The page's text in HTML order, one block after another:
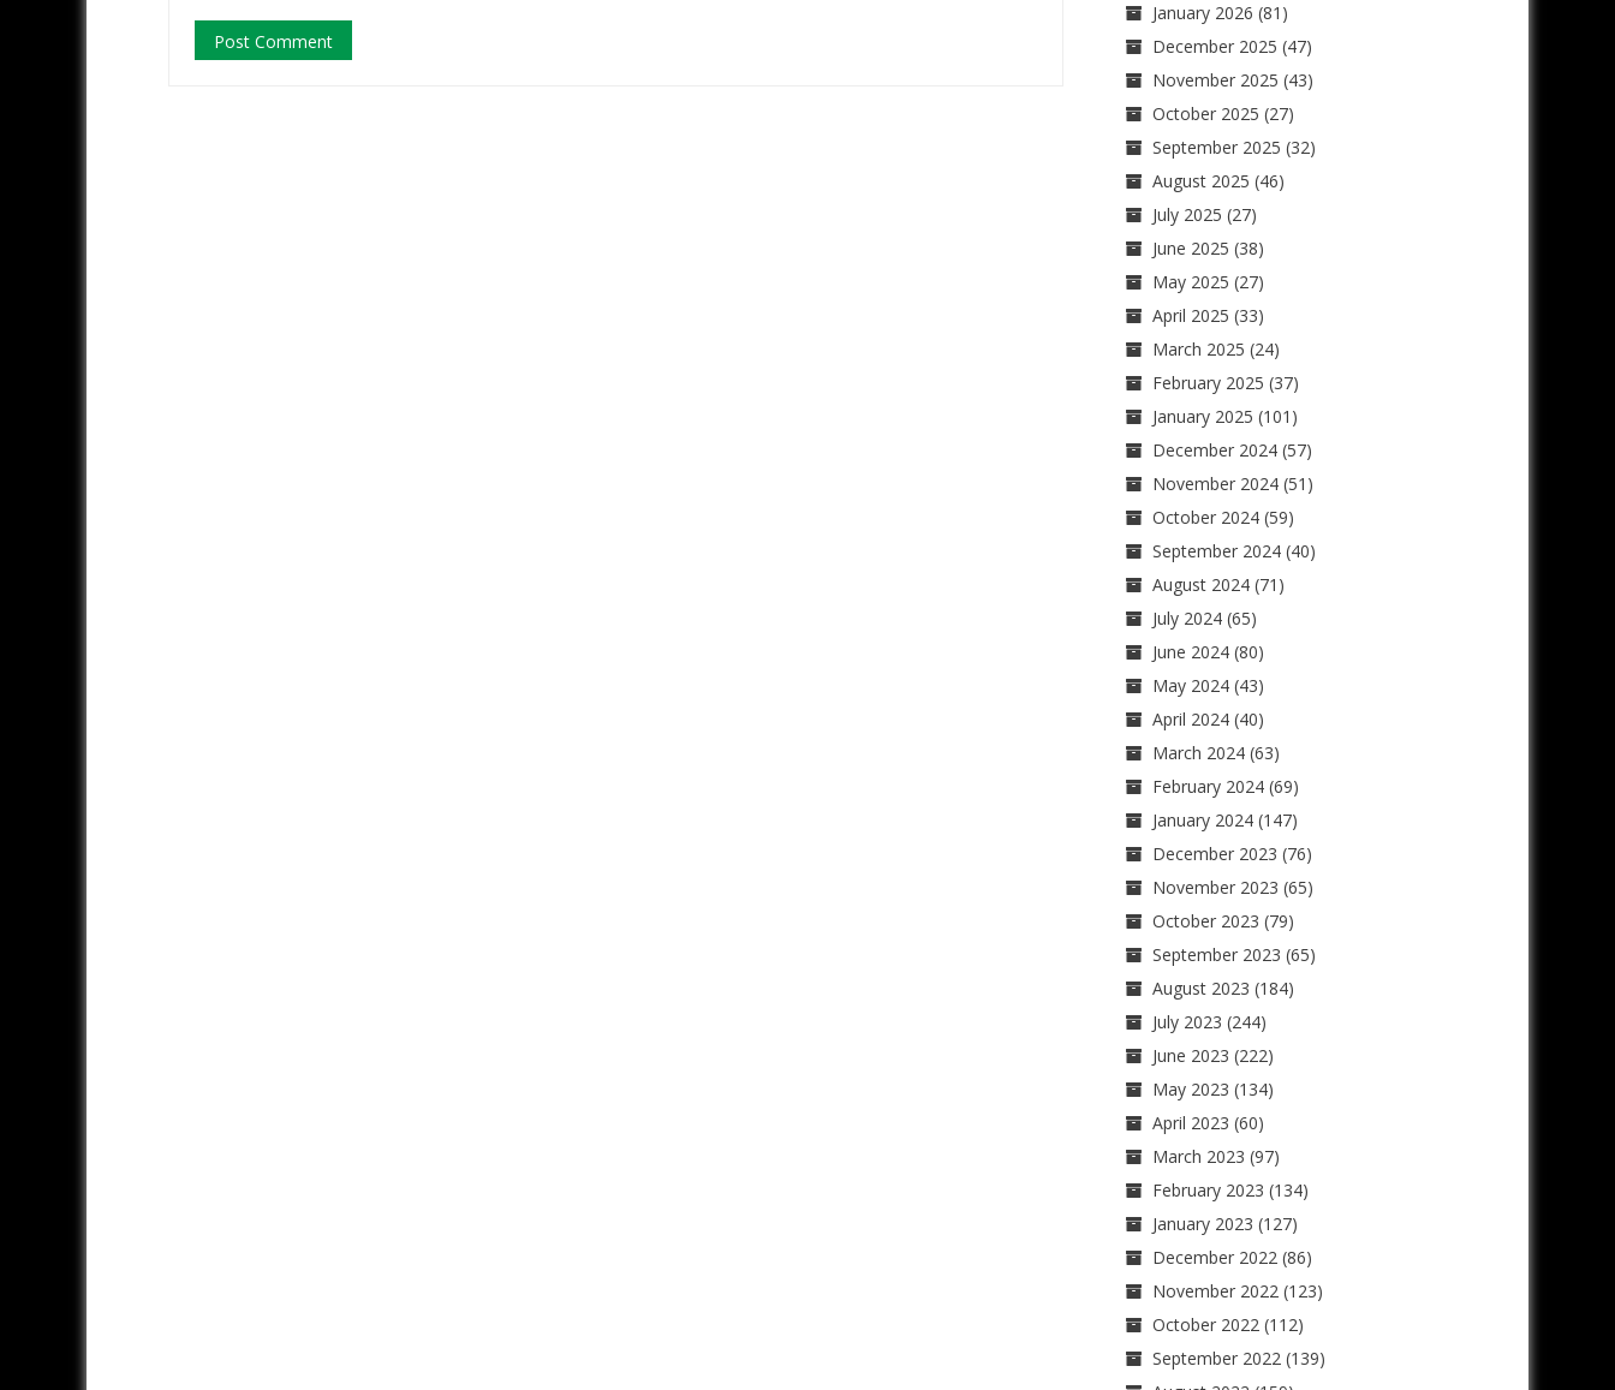
January 2026 (81)
December 2025 (47)
November 2025 (43)
October 2025 (27)
September 2025 (32)
August 2025 (46)
July 2025 (27)
June 2025 (38)
May 2025 (27)
April 2025 (33)
March 2025 (24)
February 2025 (37)
January 2025 (101)
December 2024(57)
November 2024(51)
October 2024(59)
September 2024(40)
August 2024(71)
July 2024(65)
June 2024(80)
May 2024(43)
April 2024(40)
March 2024(63)
February 2024(69)
January 2024(147)
December 2023 (76)
November 2023 (65)
October 2023 (79)
September 2023 (65)
August 2023 (184)
July 2023 (244)
June 2023 (222)
May 2023 (134)
April 2023 (60)
March 2023 (97)
February 2023 (134)
January 2023 (127)
December 2022(86)
November 2022(123)
October 2022(112)
September 2022(139)